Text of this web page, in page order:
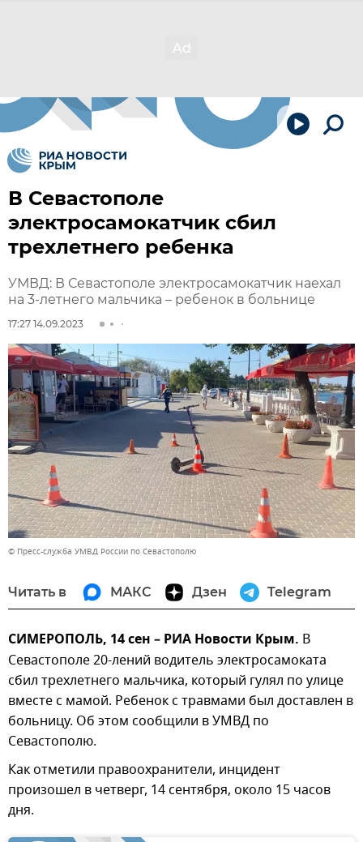
В Севастополе
электросамокатчик сбил
трехлетнего ребенка
УМВД: В Севастополе электросамокатчик наехал
на 3-летнего мальчика – ребенок в больнице
17:27 14.09.2023
© Пресс-служба УМВД России по Севастополю
Читать в МАКС Дзен Telegram
СИМЕРОПОЛЬ, 14 сен – РИА Новости Крым. В
Севастополе 20-лений водитель электросамоката
сбил трехлетнего мальчика, который гулял по улице
вместе с мамой. Ребенок с травмами был доставлен в
больницу. Об этом сообщили в УМВД по
Севастополю.
Как отметили правоохранители, инцидент
произошел в четверг, 14 сентября, около 15 часов
дня.